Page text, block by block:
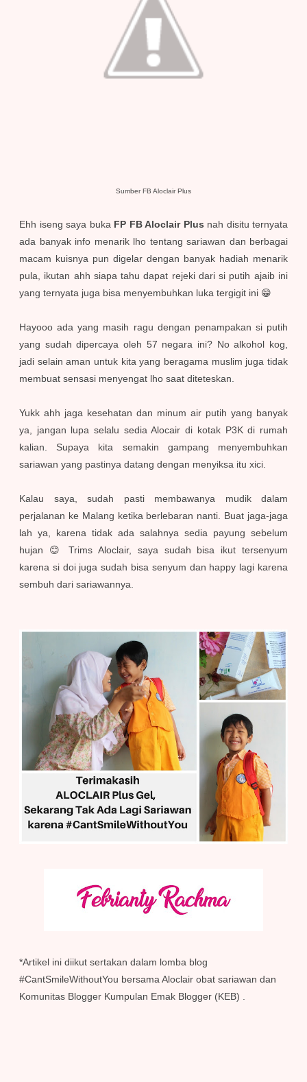
Sumber FB Aloclair Plus
Ehh iseng saya buka FP FB Aloclair Plus nah disitu ternyata
ada banyak info menarik lho tentang sariawan dan berbagai
macam kuisnya pun digelar dengan banyak hadiah menarik
pula, ikutan ahh siapa tahu dapat rejeki dari si putih ajaib ini
yang ternyata juga bisa menyembuhkan luka tergigit ini 😁
Hayooo ada yang masih ragu dengan penampakan si putih
yang sudah dipercaya oleh 57 negara ini? No alkohol kog,
jadi selain aman untuk kita yang beragama muslim juga tidak
membuat sensasi menyengat lho saat diteteskan.
Yukk ahh jaga kesehatan dan minum air putih yang banyak
ya, jangan lupa selalu sedia Alocair di kotak P3K di rumah
kalian. Supaya kita semakin gampang menyembuhkan
sariawan yang pastinya datang dengan menyiksa itu xici.
Kalau saya, sudah pasti membawanya mudik dalam
perjalanan ke Malang ketika berlebaran nanti. Buat jaga-jaga
lah ya, karena tidak ada salahnya sedia payung sebelum
hujan 😊 Trims Aloclair, saya sudah bisa ikut tersenyum
karena si doi juga sudah bisa senyum dan happy lagi karena
sembuh dari sariawannya.
*Artikel ini diikut sertakan dalam lomba blog
#CantSmileWithoutYou bersama Aloclair obat sariawan dan
Komunitas Blogger Kumpulan Emak Blogger (KEB) .